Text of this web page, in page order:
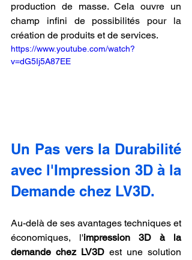
production de masse. Cela ouvre un
champ infini de possibilités pour la
création de produits et de services.
https://www.youtube.com/watch?
v=dG5Ij5A87EE
Un Pas vers la Durabilité
avec l'Impression 3D à la
Demande chez LV3D.
Au-delà de ses avantages techniques et
économiques, l'impression 3D à la
demande chez LV3D est une solution